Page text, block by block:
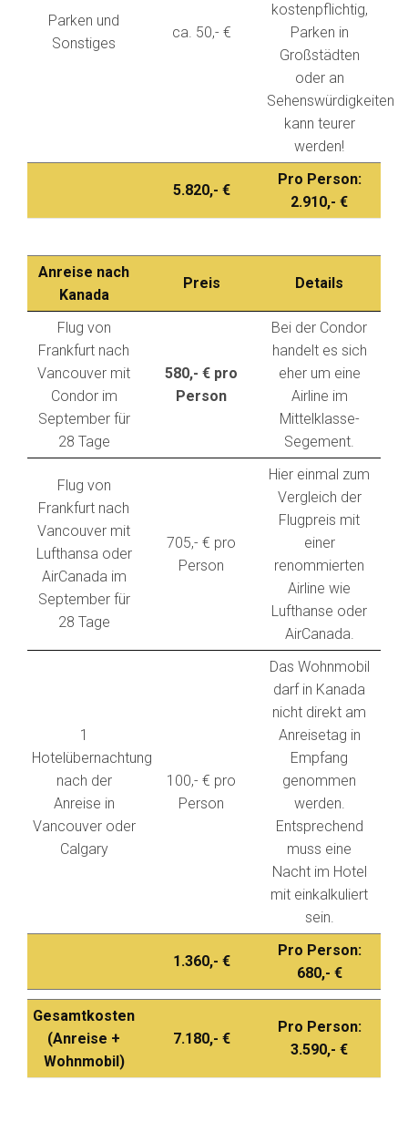
Parken und
Sonstiges
ca. 50,- €
kostenpflichtig,
Parken in
Großstädten
oder an
Sehenswürdigkeiten
kann teurer
werden!
5.820,- €
Pro Person:
2.910,- €
Anreise nach
Kanada
Preis Details
Flug von
Frankfurt nach
Vancouver mit
Condor im
September für
28 Tage
580,- € pro
Person
Bei der Condor
handelt es sich
eher um eine
Airline im
Mittelklasse-
Segement.
Flug von
Frankfurt nach
Vancouver mit
Lufthansa oder
AirCanada im
September für
28 Tage
705,- € pro
Person
Hier einmal zum
Vergleich der
Flugpreis mit
einer
renommierten
Airline wie
Lufthanse oder
AirCanada.
1
Hotelübernachtung
nach der
Anreise in
Vancouver oder
Calgary
100,- € pro
Person
Das Wohnmobil
darf in Kanada
nicht direkt am
Anreisetag in
Empfang
genommen
werden.
Entsprechend
muss eine
Nacht im Hotel
mit einkalkuliert
sein.
1.360,- €
Pro Person:
680,- €
Gesamtkosten
(Anreise +
Wohnmobil)
7.180,- €
Pro Person:
3.590,- €